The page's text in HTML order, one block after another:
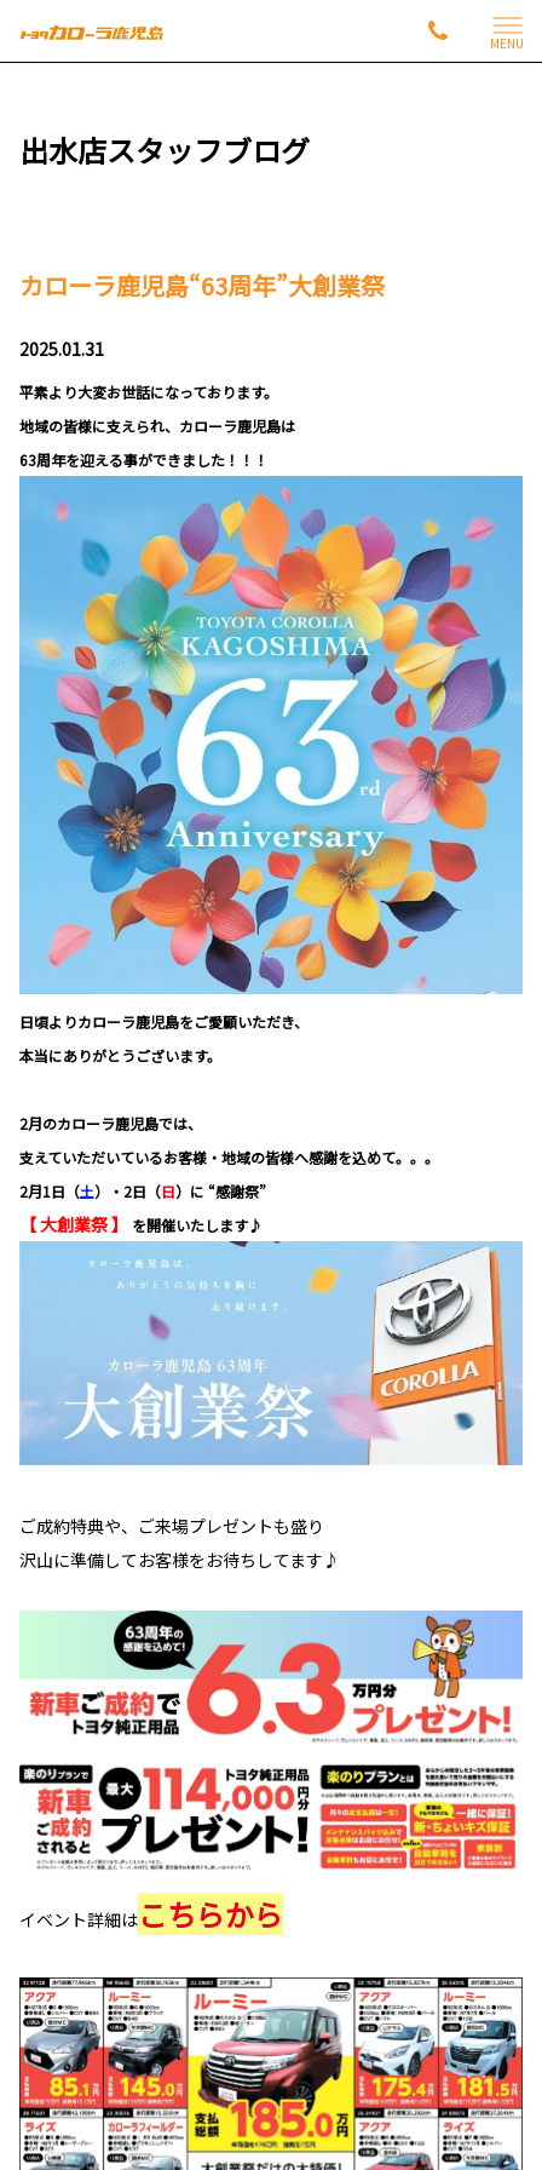
MENU
出水店スタッフブログ
カローラ鹿児島“63周年”大創業祭
2025.01.31
平素より大変お世話になっております。
地域の皆様に支えられ、カローラ鹿児島は
63周年を迎える事ができました！！！
日頃よりカローラ鹿児島をご愛顧いただき、
本当にありがとうございます。
2月のカローラ鹿児島では、
支えていただいているお客様・地域の皆様へ感謝を込めて。。。
2月1日（土）・2日（日）に “感謝祭”
【 大創業祭 】 を開催いたします♪
ご成約特典や、ご来場プレゼントも盛り
沢山に準備してお客様をお待ちしてます♪
イベント詳細は こちらから